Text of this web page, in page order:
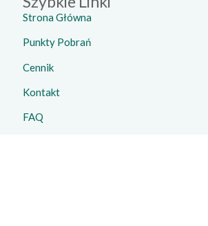
Strona Główna
Punkty Pobrań
Cennik
Kontakt
FAQ